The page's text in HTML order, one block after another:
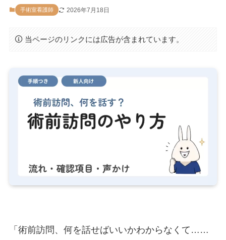
手術室看護師 2026年7月18日
当ページのリンクには広告が含まれています。
「術前訪問、何を話せばいいかわからなくて……